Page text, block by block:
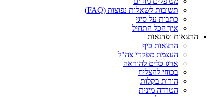
תשובות לשאלות נפוצות (FAQ)
כתבות על סיגי
איך הכל התחיל
הרצאות וסדנאות
הרצאות כיף
העצמת מפקדי צה"ל
ארגז כלים להוראה
בכוחי להצליח
הורות בקלות
הטרדה מינית